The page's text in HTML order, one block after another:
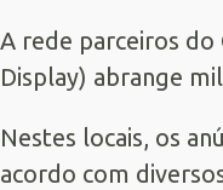
A rede parceiros do
Display) abrange
Nestes locais, os
acordo com